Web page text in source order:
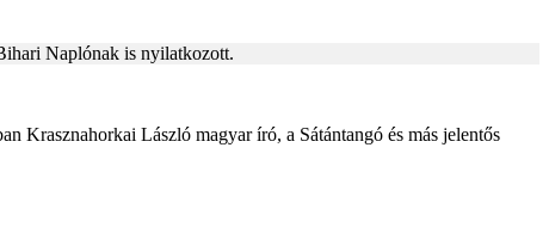
Naplónak is nyilatkozott.
Krasznahorkai László magyar író, a Sátántangó és más jelentős